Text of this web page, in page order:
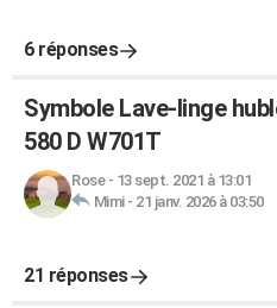
6 réponses
Symbole Lave-linge
580 D W701T
Rose- 13 sept. 2021 à 13:01
Mimi- 21 janv. 2026 à 03:50
21 réponses